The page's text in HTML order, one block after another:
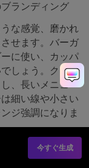
ランディング
な感覚、磨かれ
せます。バーガ
に使い、カッパ
しょう。クリー
、長いメニュー
細い線や小さい
ジ強調になりま
カッパーの画像
今すぐ生成